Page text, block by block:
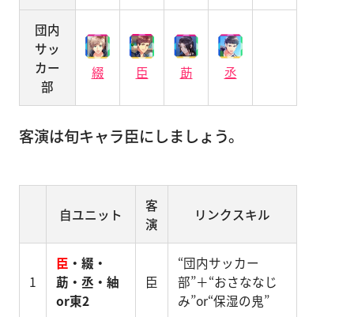
団内
サッ
カー
部
綴 臣 莇 丞
客演は旬キャラ臣にしましょう。
自ユニット
客
演
リンクスキル
1
臣 ・綴・
莇・丞・紬
or東2
臣
“団内サッカー
部”＋“おさななじ
み”or“保湿の鬼”